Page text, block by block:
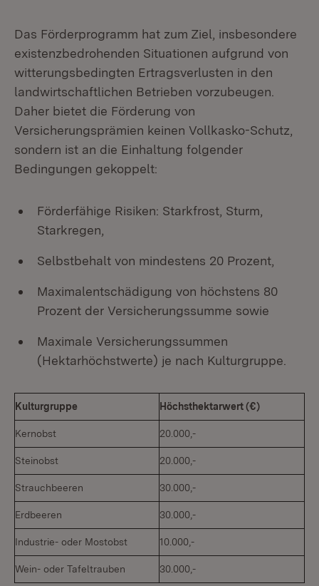
Das Förderprogramm hat zum Ziel, insbesondere
existenzbedrohenden Situationen aufgrund von
witterungsbedingten Ertragsverlusten in den
landwirtschaftlichen Betrieben vorzubeugen.
Daher bietet die Förderung von
Versicherungsprämien keinen Vollkasko-Schutz,
sondern ist an die Einhaltung folgender
Bedingungen gekoppelt:
Förderfähige Risiken: Starkfrost, Sturm,
Starkregen,
Selbstbehalt von mindestens 20 Prozent,
Maximalentschädigung von höchstens 80
Prozent der Versicherungssumme sowie
Maximale Versicherungssummen
(Hektarhöchstwerte) je nach Kulturgruppe.
Kulturgruppe Höchsthektarwert (€)
Kernobst 20.000,-
Steinobst 20.000,-
Strauchbeeren 30.000,-
Erdbeeren 30.000,-
Industrie- oder Mostobst 10.000,-
Wein- oder Tafeltrauben 30.000,-